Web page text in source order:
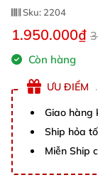
Sku: 2204
1.950.000₫
Còn hàng
ƯU ĐIỂM
Giao hàng
Ship hỏa
Miễn Ship